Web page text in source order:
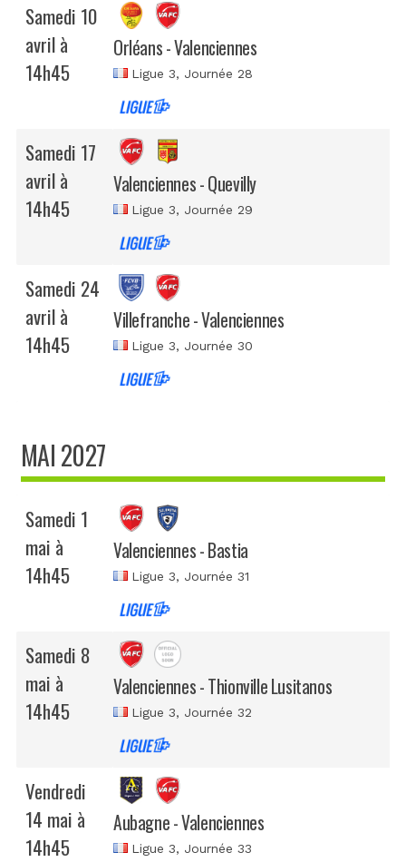
Samedi 10
avril à
14h45
Orléans - Valenciennes
Ligue 3, Journée 28
Samedi 17
avril à
14h45
Valenciennes - Quevilly
Ligue 3, Journée 29
Samedi 24
avril à
14h45
Villefranche - Valenciennes
Ligue 3, Journée 30
MAI 2027
Samedi 1
mai à
14h45
Valenciennes - Bastia
Ligue 3, Journée 31
Samedi 8
mai à
14h45
Valenciennes - Thionville Lusitanos
Ligue 3, Journée 32
Vendredi
14 mai à
14h45
Aubagne - Valenciennes
Ligue 3, Journée 33